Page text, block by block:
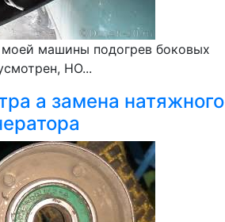
машины подогрев боковых
НО...
а замена натяжного